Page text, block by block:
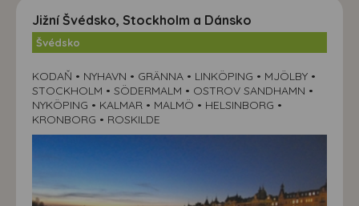
Jižní Švédsko, Stockholm a Dánsko
Švédsko
KODAŇ • NYHAVN • GRÄNNA • LINKÖPING • MJÖLBY •
STOCKHOLM • SÖDERMALM • OSTROV SANDHAMN •
NYKÖPING • KALMAR • MALMÖ • HELSINBORG •
KRONBORG • ROSKILDE